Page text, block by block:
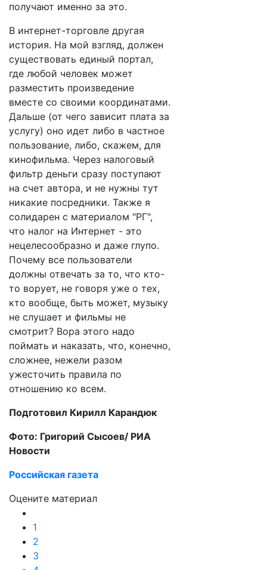
получают именно за это.
В интернет-торговле другая
история. На мой взгляд, должен
существовать единый портал,
где любой человек может
разместить произведение
вместе со своими координатами.
Дальше (от чего зависит плата за
услугу) оно идет либо в частное
пользование, либо, скажем, для
кинофильма. Через налоговый
фильтр деньги сразу поступают
на счет автора, и не нужны тут
никакие посредники. Также я
солидарен с материалом "РГ",
что налог на Интернет - это
нецелесообразно и даже глупо.
Почему все пользователи
должны отвечать за то, что кто-
то ворует, не говоря уже о тех,
кто вообще, быть может, музыку
не слушает и фильмы не
смотрит? Вора этого надо
поймать и наказать, что, конечно,
сложнее, нежели разом
ужесточить правила по
отношению ко всем.
Подготовил Кирилл Карандюк
Фото: Григорий Сысоев/ РИА
Новости
Российская газета
Оцените материал
1
2
3